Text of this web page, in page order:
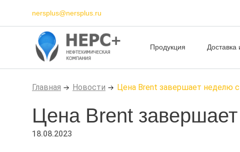
nersplus@nersplus.ru
Продукция Доставка
Главная Новости Цена Brent завершает неделю
Цена Brent
18.08.2023